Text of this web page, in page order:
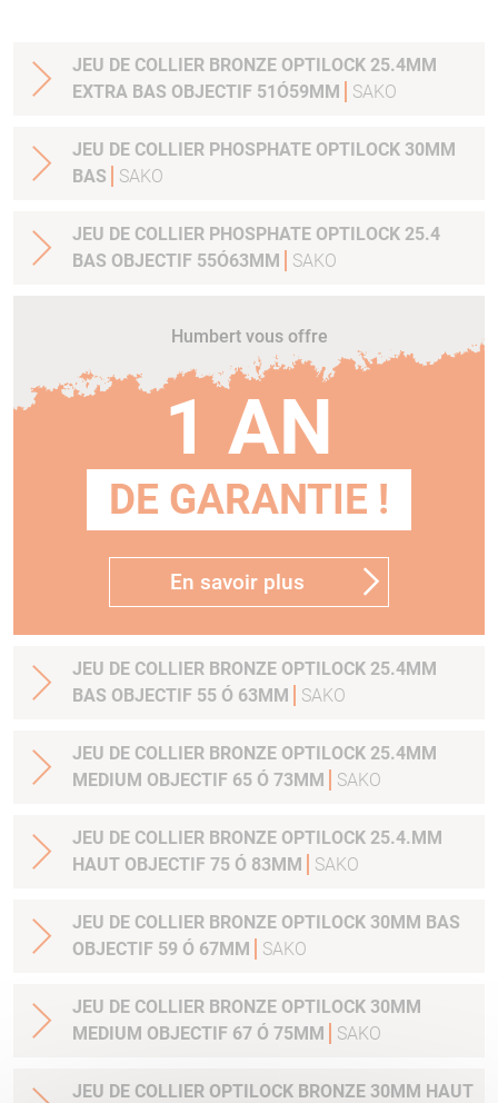
JEU DE COLLIER BRONZE OPTILOCK 25.4MM
EXTRA BAS OBJECTIF 51Ó59MM
SAKO
JEU DE COLLIER PHOSPHATE OPTILOCK 30MM
BAS
SAKO
JEU DE COLLIER PHOSPHATE OPTILOCK 25.4
BAS OBJECTIF 55Ó63MM
SAKO
Humbert vous offre
1 AN
DE GARANTIE !
En savoir plus
JEU DE COLLIER BRONZE OPTILOCK 25.4MM
BAS OBJECTIF 55 Ó 63MM
SAKO
JEU DE COLLIER BRONZE OPTILOCK 25.4MM
MEDIUM OBJECTIF 65 Ó 73MM
SAKO
JEU DE COLLIER BRONZE OPTILOCK 25.4.MM
HAUT OBJECTIF 75 Ó 83MM
SAKO
JEU DE COLLIER BRONZE OPTILOCK 30MM BAS
OBJECTIF 59 Ó 67MM
SAKO
JEU DE COLLIER BRONZE OPTILOCK 30MM
MEDIUM OBJECTIF 67 Ó 75MM
SAKO
JEU DE COLLIER OPTILOCK BRONZE 30MM HAUT